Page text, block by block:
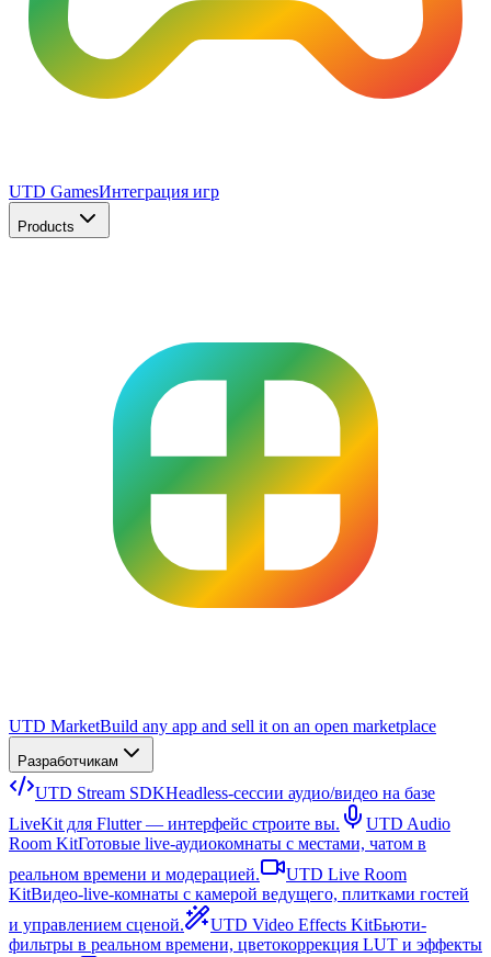
UTD GamesИнтеграция игр
Products
UTD MarketBuild any app and sell it on an open marketplace
Разработчикам
UTD Stream SDKHeadless-сессии аудио/видео на базе
LiveKit для Flutter — интерфейс строите вы.
UTD Audio
Room KitГотовые live-аудиокомнаты с местами, чатом в
реальном времени и модерацией.
UTD Live Room
KitВидео-live-комнаты с камерой ведущего, плитками гостей
и управлением сценой.
UTD Video Effects KitБьюти-
фильтры в реальном времени, цветокоррекция LUT и эффекты